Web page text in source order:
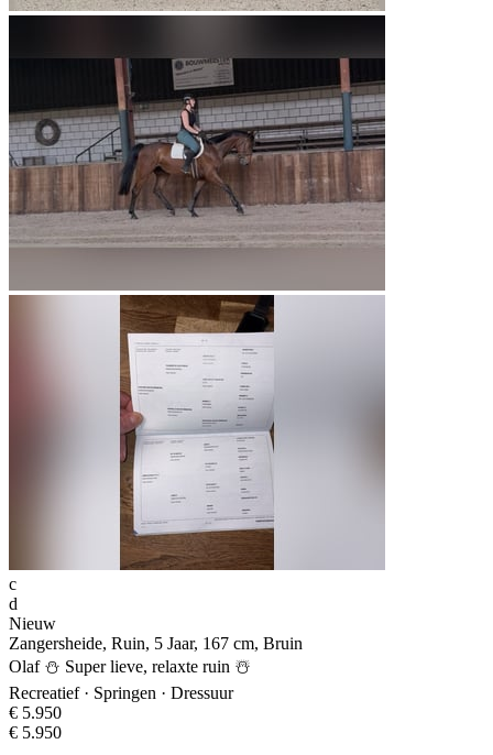
c
d
Nieuw
Zangersheide, Ruin, 5 Jaar, 167 cm, Bruin
Olaf ⛄️ Super lieve, relaxte ruin ☃️
Recreatief · Springen · Dressuur
€ 5.950
€ 5.950